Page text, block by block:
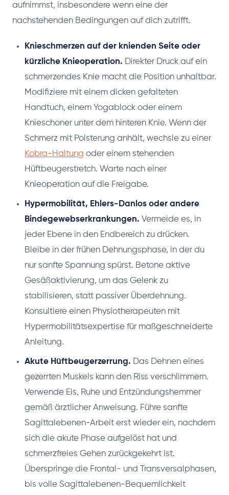
aufnimmst, insbesondere wenn eine der
nachstehenden Bedingungen auf dich zutrifft.
Knieschmerzen auf der knienden Seite oder
kürzliche Knieoperation. Direkter Druck auf ein
schmerzendes Knie macht die Position unhaltbar.
Modifiziere mit einem dicken gefalteten
Handtuch, einem Yogablock oder einem
Knieschoner unter dem hinteren Knie. Wenn der
Schmerz mit Polsterung anhält, wechsle zu einer
Kobra-Haltung oder einem stehenden
Hüftbeugerstretch. Warte nach einer
Knieoperation auf die Freigabe.
Hypermobilität, Ehlers-Danlos oder andere
Bindegewebserkrankungen. Vermeide es, in
jeder Ebene in den Endbereich zu drücken.
Bleibe in der frühen Dehnungsphase, in der du
nur sanfte Spannung spürst. Betone aktive
Gesäßaktivierung, um das Gelenk zu
stabilisieren, statt passiver Überdehnung.
Konsultiere einen Physiotherapeuten mit
Hypermobilitätsexpertise für maßgeschneiderte
Anleitung.
Akute Hüftbeugerzerrung. Das Dehnen eines
gezerrten Muskels kann den Riss verschlimmern.
Verwende Eis, Ruhe und Entzündungshemmer
gemäß ärztlicher Anweisung. Führe sanfte
Sagittalebenen-Arbeit erst wieder ein, nachdem
sich die akute Phase aufgelöst hat und
schmerzfreies Gehen zurückgekehrt ist.
Überspringe die Frontal- und Transversalphasen,
bis volle Sagittalebenen-Bequemlichkeit